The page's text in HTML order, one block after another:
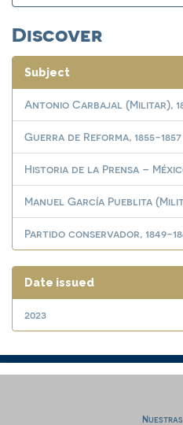
Discover
Subject
Antonio Carbajal (Militar),
Guerra de Reforma, 1855-1857
Historia de la Prensa –
Manuel García Pueblita
Partido conservador, 1849-
Date issued
2023